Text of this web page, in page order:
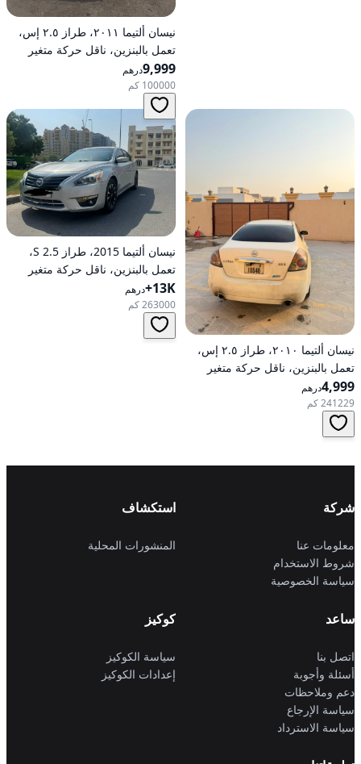
نيسان ألتيما ٢٠١١، طراز ٢.٥ إس،
تعمل بالبنزين، ناقل حركة متغير
مستمر (CVT)، دفع أمامي
9,999درهم
100000 كم
نيسان ألتيما ٢٠١٠، طراز ٢.٥ إس،
تعمل بالبنزين، ناقل حركة متغير
مستمر (CVT)، دفع أمامي
4,999درهم
241229 كم
نيسان ألتيما 2015، طراز 2.5 S،
تعمل بالبنزين، ناقل حركة متغير
مستمر (CVT)، دفع أمامي
13K+ درهم
263000 كم
شركة
معلومات عنا
شروط الاستخدام
سياسة الخصوصية
استكشاف
المنشورات المحلية
ساعد
اتصل بنا
أسئلة وأجوبة
دعم وملاحظات
سياسة الإرجاع
سياسة الاسترداد
كوكيز
سياسة الكوكيز
إعدادات الكوكيز